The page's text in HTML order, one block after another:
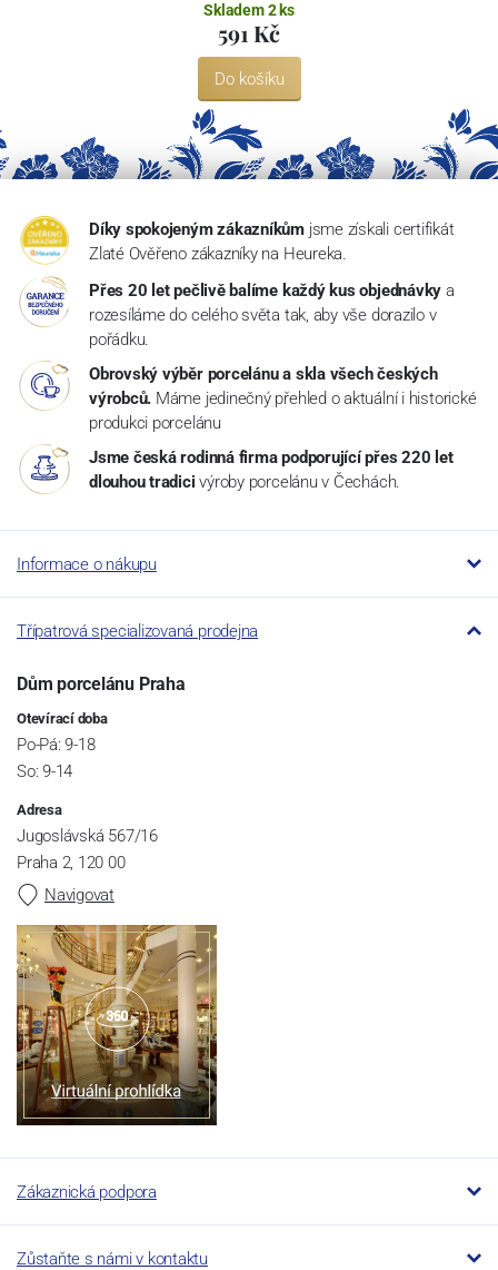
Skladem 2 ks
591 Kč
Do košíku
Díky spokojeným zákazníkům jsme získali certifikát
Zlaté Ověřeno zákazníky na Heureka.
Přes 20 let pečlivě balíme každý kus objednávky a
rozesíláme do celého světa tak, aby vše dorazilo v
pořádku.
Obrovský výběr porcelánu a skla všech českých
výrobců. Máme jedinečný přehled o aktuální i historické
produkci porcelánu
Jsme česká rodinná firma podporující přes 220 let
dlouhou tradici výroby porcelánu v Čechách.
Informace o nákupu
Třípatrová specializovaná prodejna
Dům porcelánu Praha
Otevírací doba
Po-Pá: 9-18
So: 9-14
Adresa
Jugoslávská 567/16
Praha 2, 120 00
Navigovat
Zákaznická podpora
Zůstaňte s námi v kontaktu